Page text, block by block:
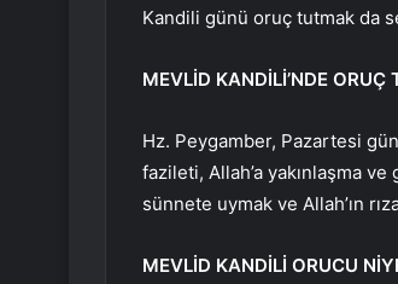
Kandili günü oruç tutmak da
MEVLİD KANDİLİ’NDE
Hz. Peygamber, Pazartesi
fazileti, Allah’a yakınlaşma
sünnete uymak ve Allah’ın
MEVLİD KANDİLİ ORUCU